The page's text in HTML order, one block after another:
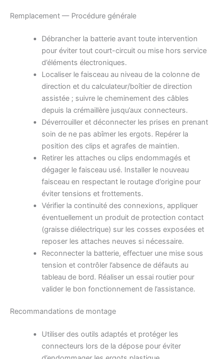
Remplacement — Procédure générale
Débrancher la batterie avant toute intervention
pour éviter tout court-circuit ou mise hors service
d’éléments électroniques.
Localiser le faisceau au niveau de la colonne de
direction et du calculateur/boîtier de direction
assistée ; suivre le cheminement des câbles
depuis la crémaillère jusqu’aux connecteurs.
Déverrouiller et déconnecter les prises en prenant
soin de ne pas abîmer les ergots. Repérer la
position des clips et agrafes de maintien.
Retirer les attaches ou clips endommagés et
dégager le faisceau usé. Installer le nouveau
faisceau en respectant le routage d’origine pour
éviter tensions et frottements.
Vérifier la continuité des connexions, appliquer
éventuellement un produit de protection contact
(graisse diélectrique) sur les cosses exposées et
reposer les attaches neuves si nécessaire.
Reconnecter la batterie, effectuer une mise sous
tension et contrôler l’absence de défauts au
tableau de bord. Réaliser un essai routier pour
valider le bon fonctionnement de l’assistance.
Recommandations de montage
Utiliser des outils adaptés et protéger les
connecteurs lors de la dépose pour éviter